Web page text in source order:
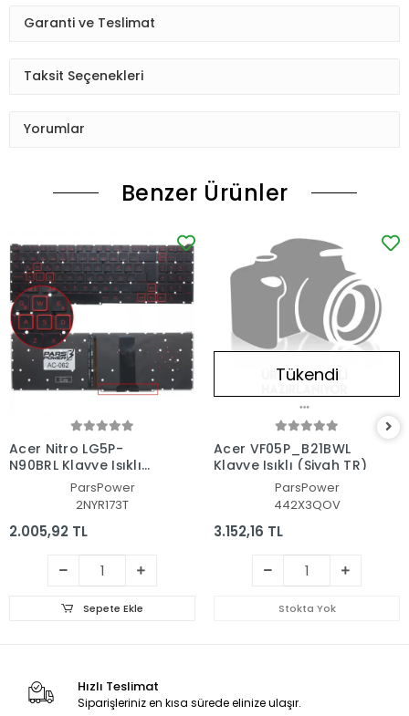
Garanti ve Teslimat
Taksit Seçenekleri
Yorumlar
Benzer Ürünler
Acer Nitro LG5P-
N90BRL Klavye Işıklı
(Siyah TR)ParsPower
2NYR173T
2.005,92 TL
Sepete Ekle
Tükendi
Acer VF05P_B21BWL
Klavye Işıklı (Siyah TR)
ParsPower
442X3QOV
3.152,16 TL
Stokta Yok
Hızlı Teslimat
Siparişleriniz en kısa sürede elinize ulaşır.